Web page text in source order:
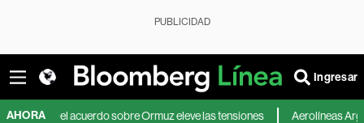
PUBLICIDAD
Ingresar
AHORA
el acuerdo sobre Ormuz eleve las tensiones Aerolíneas Argentinas